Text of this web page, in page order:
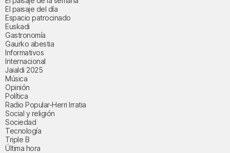
El paisaje del día
Espacio patrocinado
Euskadi
Gastronomía
Gaurko abestia
Informativos
Internacional
Jaialdi 2025
Música
Opinión
Política
Radio Popular-Herri Irratia
Social y religión
Sociedad
Tecnología
Triple B
Última hora